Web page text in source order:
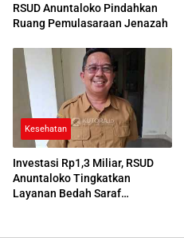
RSUD Anuntaloko Pindahkan
Ruang Pemulasaraan Jenazah
Kesehatan
Investasi Rp1,3 Miliar, RSUD
Anuntaloko Tingkatkan
Layanan Bedah Saraf